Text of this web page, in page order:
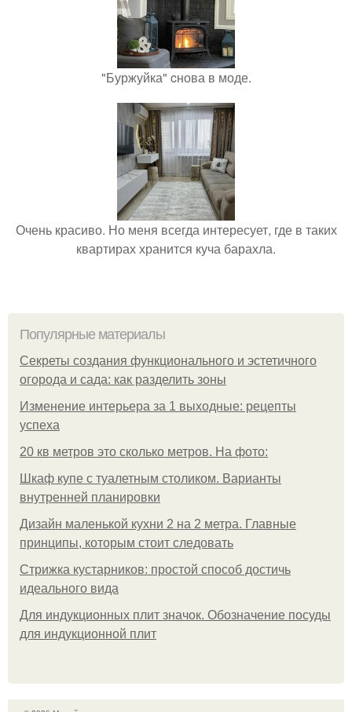
"Буржуйка" cнова в моде.
Очень красиво. Но меня всегда интересует, где в таких
квартирах хранится куча барахла.
Популярные материалы
Секреты создания функционального и эстетичного
огорода и сада: как разделить зоны
Изменение интерьера за 1 выходные: рецепты
успеха
20 кв метров это сколько метров. На фото:
Шкаф купе с туалетным столиком. Варианты
внутренней планировки
Дизайн маленькой кухни 2 на 2 метра. Главные
принципы, которым стоит следовать
Стрижка кустарников: простой способ достичь
идеального вида
Для индукционных плит значок. Обозначение посуды
для индукционной плит